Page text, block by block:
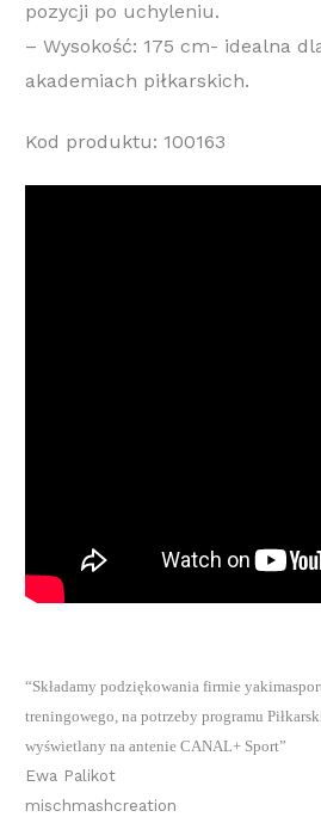
pozycji po uchyleniu.
– Wysokość: 175 cm- idealna
akademiach piłkarskich.
Kod produktu: 100163
“Składamy podziękowania firmie
treningowego, na potrzeby programu
wyświetlany na antenie CANAL+ Sport”
Ewa Palikot
mischmashcreation